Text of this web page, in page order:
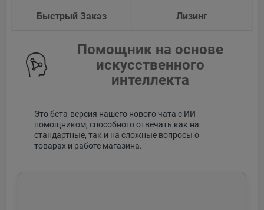
Быстрый Заказ Лизинг
Помощник на основе
искусственного
интеллекта
Это бета-версия нашего нового чата с ИИ
помощником, способного отвечать как на
стандартные, так и на сложные вопросы о
товарах и работе магазина.